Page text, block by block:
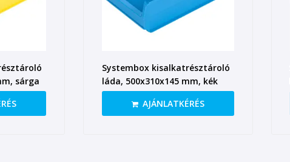
sárga
Systembox kisalkatrésztároló
láda, 500x310x145 mm, kék
AJÁNLATKÉRÉS